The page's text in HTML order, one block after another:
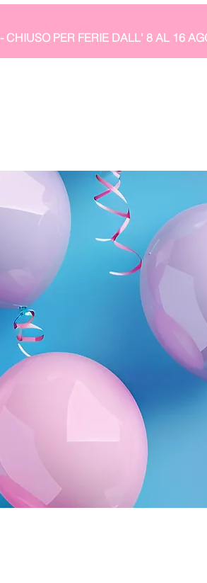
- CHIUSO PER FERIE DALL' 8 AL 16